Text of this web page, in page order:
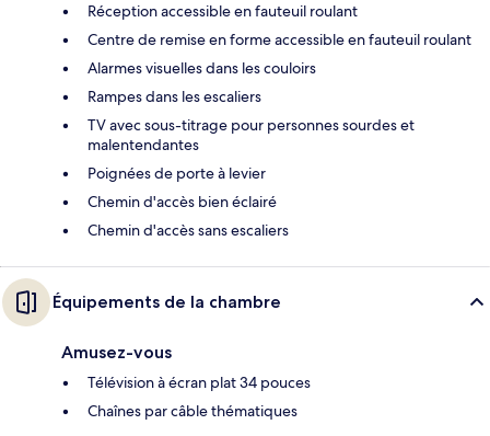
Réception accessible en fauteuil roulant
Centre de remise en forme accessible en fauteuil roulant
Alarmes visuelles dans les couloirs
Rampes dans les escaliers
TV avec sous-titrage pour personnes sourdes et
malentendantes
Poignées de porte à levier
Chemin d'accès bien éclairé
Chemin d'accès sans escaliers
Équipements de la chambre
Amusez-vous
Télévision à écran plat 34 pouces
Chaînes par câble thématiques